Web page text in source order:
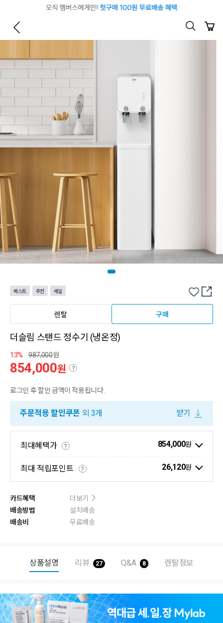
베스트 추천 세일
렌탈 구매
더슬림 스탠드 정수기 (냉온정)
13% 987,000원
854,000원 ?
로그인 후 할인 금액이 적용됩니다.
주문적용 할인쿠폰 외 3개 받기
최대혜택가 ? 854,000원
최대 적립포인트 ? 26,120원
카드혜택
더보기
배송방법
설치배송
배송비
무료배송
상품설명 리뷰 27 Q&A 8 렌탈정보